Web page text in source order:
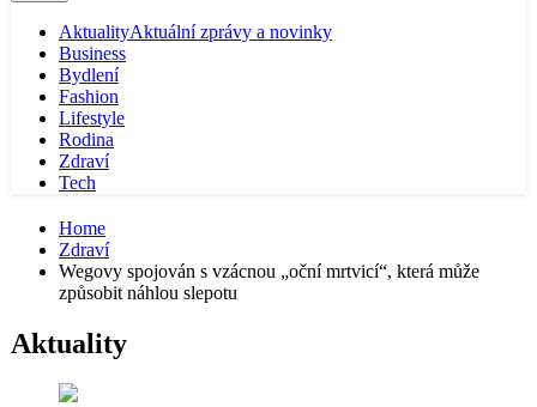
AktualityAktuální zprávy a novinky
Business
Bydlení
Fashion
Lifestyle
Rodina
Zdraví
Tech
Home
Zdraví
Wegovy spojován s vzácnou „oční mrtvicí“, která může
způsobit náhlou slepotu
Aktuality